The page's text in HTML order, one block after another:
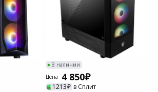
В наличии
Цена
4 850
1213 в Сплит